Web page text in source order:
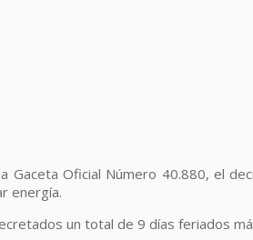
Gaceta Oficial Número 40.880, el
energía.
un total de 9 días feriados